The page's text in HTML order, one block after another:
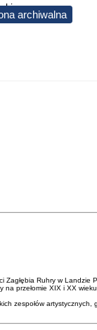
archiwalna
Zagłębia Ruhry w
na przełomie XIX i XX
zespołów